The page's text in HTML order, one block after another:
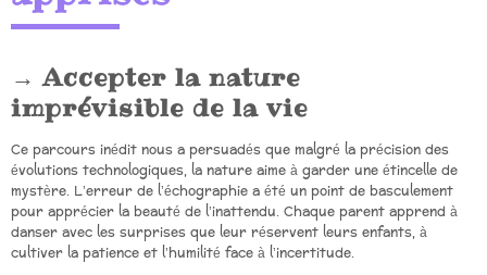
Accepter la nature
imprévisible de la vie
Ce parcours inédit nous a persuadés que malgré la précision des
évolutions technologiques, la nature aime à garder une étincelle de
mystère. L’erreur de l’échographie a été un point de basculement
pour apprécier la beauté de l’inattendu. Chaque parent apprend à
danser avec les surprises que leur réservent leurs enfants, à
cultiver la patience et l’humilité face à l’incertitude.